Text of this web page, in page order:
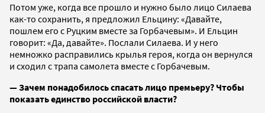
Потом уже, когда все прошло и нужно было лицо Силаева
как-то сохранить, я предложил Ельцину: «Давайте,
пошлем его с Руцким вместе за Горбачевым». И Ельцин
говорит: «Да, давайте». Послали Силаева. И у него
немножко расправились крылья героя, когда он вернулся
и сходил с трапа самолета вместе с Горбачевым.
— Зачем понадобилось спасать лицо премьеру? Чтобы
показать единство российской власти?